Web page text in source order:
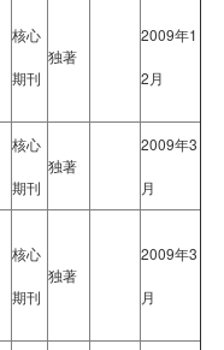
核心
期刊
独著
2009年1
2月
核心
期刊
独著
2009年3
月
核心
期刊
独著
2009年3
月